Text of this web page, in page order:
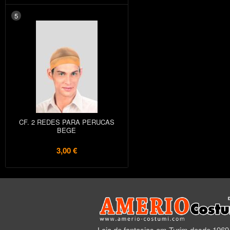
5
CF. 2 REDES PARA PERUCAS
BEGE
3,00 €